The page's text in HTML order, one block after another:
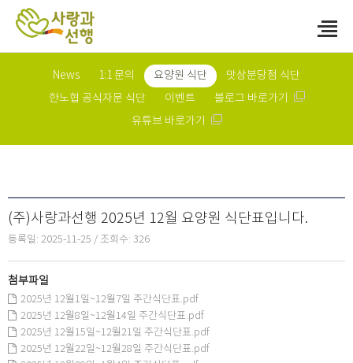
News 1:1 문의 요양원 식단
맛상분당점 식단
한노협 공식자문 식단
이벤트
블로그 바로가기
유튜브 바로가기
(주)사랑과선행 2025년 12월 요양원 식단표입니다.
등록일: 2025-11-25 / 조회수: 326
첨부파일
2025년 12월1일~12월7일 주간식단표.pdf
2025년 12월8일~12월14일 주간식단표.pdf
2025년 12월15일~12월21일 주간식단표.pdf
2025년 12월22일~12월28일 주간식단표.pdf